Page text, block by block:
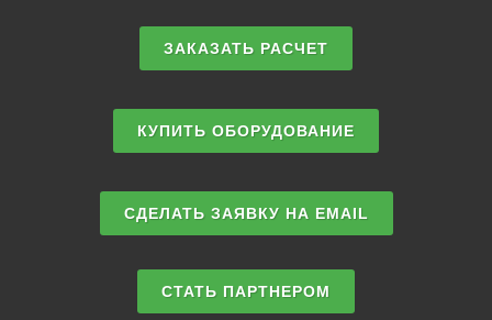
ЗАКАЗАТЬ РАСЧЕТ
КУПИТЬ ОБОРУДОВАНИЕ
СДЕЛАТЬ ЗАЯВКУ НА EMAIL
СТАТЬ ПАРТНЕРОМ